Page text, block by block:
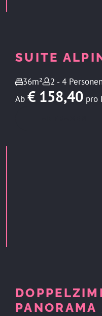
SUITE
36m²
2 - 4
Ab € 158,40 pro